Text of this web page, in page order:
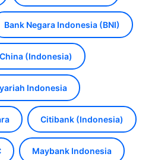
Bank Negara Indonesia (BNI)
(Indonesia)
Indonesia
Citibank (Indonesia)
Maybank Indonesia